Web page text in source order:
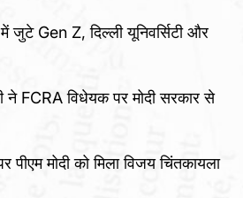
जुटे Gen Z, दिल्ली यूनिवर्सिटी और
ने FCRA विधेयक पर मोदी सरकार से
पीएम मोदी को मिला विजय चिंतकायला